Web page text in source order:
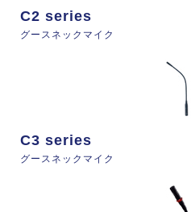
C2 series
グースネックマイク
C3 series
グースネックマイク